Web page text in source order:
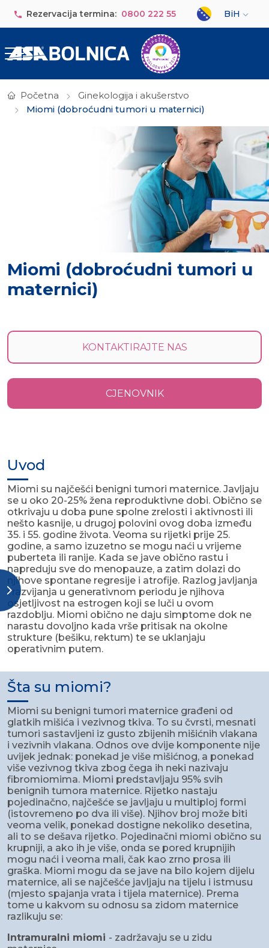
Rezervacija termina: 0800 222 55
Select your
BiH
Početna
Ginekologija i akušerstvo
Miomi (dobroćudni tumori u maternici)
Miomi (dobroćudni tumori u
maternici)
KONTAKTIRAJTE NAS
CJENOVNIK
Uvod
Miomi su najčešći benigni tumori maternice. Javljaju
se u oko 20-25% žena reproduktivne dobi. Obično se
otkrivaju u doba pune spolne zrelosti i aktivnosti ili
nešto kasnije, u drugoj polovini ovog doba između
35. i 55. godine života. Veoma su rijetki prije 25.
godine, a samo izuzetno se mogu naći u vrijeme
puberteta ili ranije. Kada se jave obično rastu i
napreduju sve do menopauze, a zatim dolazi do
njihove spontane regresije i atrofije. Razlog javljanja
i razvijanja u generativnom periodu je njihova
osjetljivost na estrogen koji se luči u ovom
razdoblju. Miomi obično ne daju simptome dok ne
narastu dovoljno kada vrše pritisak na okolne
strukture (bešiku, rektum) te se uklanjaju
operativnim putem.
Šta su miomi?
Miomi su benigni tumori maternice građeni od
glatkih mišića i vezivnog tkiva. To su čvrsti, mesnati
tumori sastavljeni iz gusto zbijenih mišićnih vlakana
i vezivnih vlakana. Odnos ove dvije komponente nije
uvijek jednak: ponekad je više mišićnog, a ponekad
više vezivnog tkiva zbog čega ih neki nazivaju
fibromiomima. Miomi predstavljaju 95% svih
benignih tumora maternice. Rijetko nastaju
pojedinačno, najčešće se javljaju u multiploj formi
(istovremeno po dva ili više). Njihov broj može biti
veoma velik, ponekad dostigne nekoliko desetina,
ali to se dešava rijetko. Pojedinačni miomi obično su
krupniji, a ako ih je više, onda se pored krupnijih
mogu naći i veoma mali, čak kao zrno prosa ili
graška. Miomi mogu da se jave na bilo kojem dijelu
maternice, ali se najčešće javljaju na tijelu i istmusu
(mjesto spajanja vrata i tijela maternice). Prema
tome u kakvom su odnosu sa zidom maternice
razlikuju se:
Intramuralni miomi - zadržavaju se u zidu